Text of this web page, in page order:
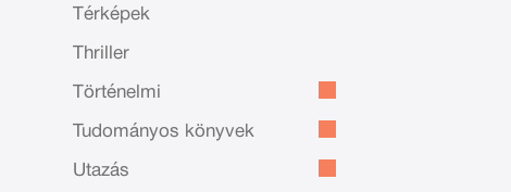
Térképek
Thriller
Történelmi
Tudományos könyvek
Utazás